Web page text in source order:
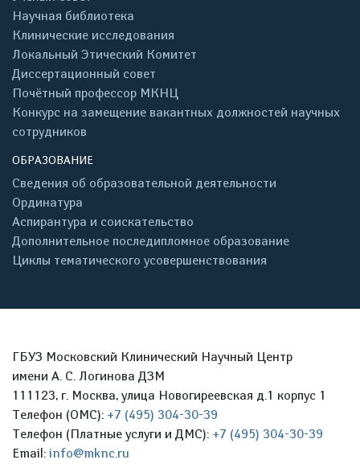
Научная библиотека
Клинические исследования
Локальный Этический Комитет
Диссертационный совет
Почётный профессор МКНЦ
Конкурс на замещение вакантных должностей научных
сотрудников
ОБРАЗОВАНИЕ
Сведения об образовательной деятельности
Ординатура
Аспирантура и соискательство
Дополнительное последипломное образование
Циклы тематического усовершенствования
ГБУЗ Московский Клинический Научный Центр
имени А. С. Логинова ДЗМ
111123, г. Москва, улица Новогиреевская д.1 корпус 1
Телефон (ОМС): +7 (495) 304-30-39
Телефон (Платные услуги и ДМС): +7 (495) 304-30-39
Email: info@mknc.ru